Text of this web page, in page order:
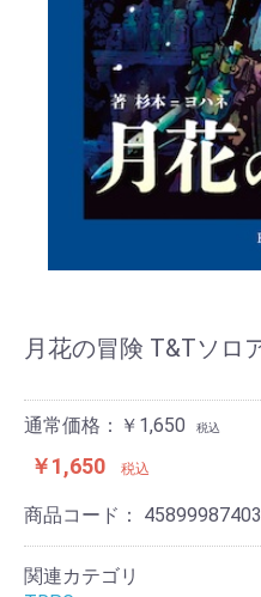
月花の冒険 T&Tソロ
通常価格：￥1,650 税込
￥1,650 税込
商品コード：
関連カテゴリ